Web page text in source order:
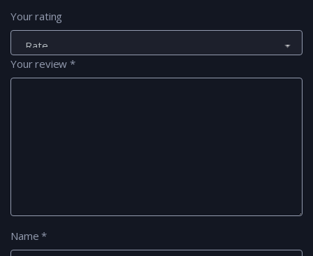
Your rating
Your review*
Name*